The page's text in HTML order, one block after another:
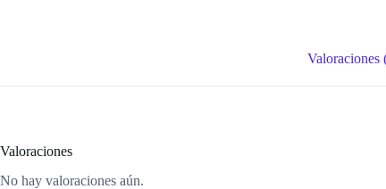
Valoraciones
Valoraciones
No hay valoraciones aún.